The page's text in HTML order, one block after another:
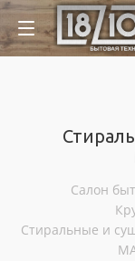
Салон
Стиральные и